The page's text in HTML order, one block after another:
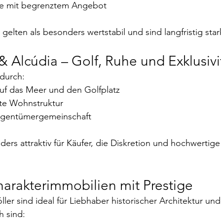
mit begrenztem Angebot
als besonders wertstabil und sind langfristig
Alcúdia – Golf, Ruhe und
das Meer und den Golfplatz
Wohnstruktur
attraktiv für Käufer, die Diskretion und
mit Prestige
sind ideal für Liebhaber historischer Architektur
sind: